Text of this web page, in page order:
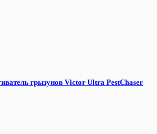
грызунов Victor Ultra PestChaser